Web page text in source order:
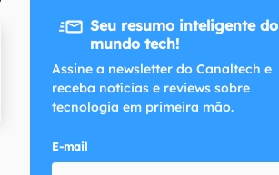
Seu resumo inteligente do
mundo tech!
Assine a newsletter do Canaltech e
receba notícias e reviews sobre
tecnologia em primeira mão.
E-mail